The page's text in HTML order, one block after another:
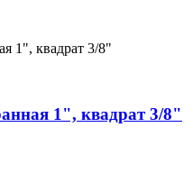
1", квадрат 3/8"